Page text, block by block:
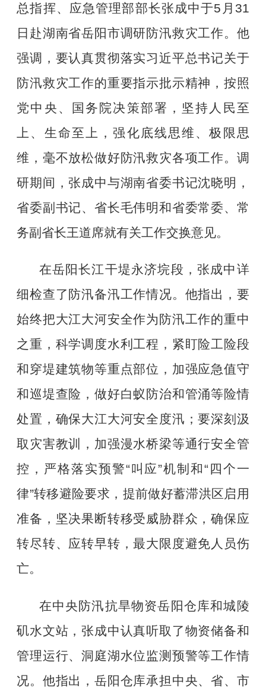
总指挥、应急管理部部长张成中于5月31
日赴湖南省岳阳市调研防汛救灾工作。他
强调，要认真贯彻落实习近平总书记关于
防汛救灾工作的重要指示批示精神，按照
党中央、国务院决策部署，坚持人民至
上、生命至上，强化底线思维、极限思
维，毫不放松做好防汛救灾各项工作。调
研期间，张成中与湖南省委书记沈晓明，
省委副书记、省长毛伟明和省委常委、常
务副省长王道席就有关工作交换意见。
在岳阳长江干堤永济垸段，张成中详
细检查了防汛备汛工作情况。他指出，要
始终把大江大河安全作为防汛工作的重中
之重，科学调度水利工程，紧盯险工险段
和穿堤建筑物等重点部位，加强应急值守
和巡堤查险，做好白蚁防治和管涌等险情
处置，确保大江大河安全度汛；要深刻汲
取灾害教训，加强漫水桥梁等通行安全管
控，严格落实预警“叫应”机制和“四个一
律”转移避险要求，提前做好蓄滞洪区启用
准备，坚决果断转移受威胁群众，确保应
转尽转、应转早转，最大限度避免人员伤
亡。
在中央防汛抗旱物资岳阳仓库和城陵
矶水文站，张成中认真听取了物资储备和
管理运行、洞庭湖水位监测预警等工作情
况。他指出，岳阳仓库承担中央、省、市